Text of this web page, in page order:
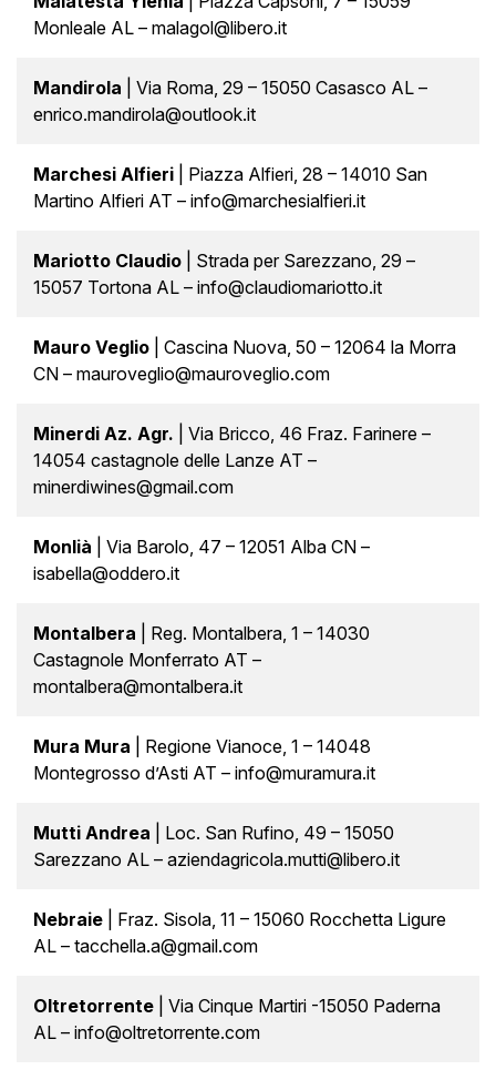
Monleale AL – malagol@libero.it
Mandirola | Via Roma, 29 – 15050 Casasco AL –
enrico.mandirola@outlook.it
Marchesi Alfieri | Piazza Alfieri, 28 – 14010 San
Martino Alfieri AT – info@marchesialfieri.it
Mariotto Claudio | Strada per Sarezzano, 29 –
15057 Tortona AL – info@claudiomariotto.it
Mauro Veglio | Cascina Nuova, 50 – 12064 la Morra
CN – mauroveglio@mauroveglio.com
Minerdi Az. Agr. | Via Bricco, 46 Fraz. Farinere –
14054 castagnole delle Lanze AT –
minerdiwines@gmail.com
Monlià | Via Barolo, 47 – 12051 Alba CN –
isabella@oddero.it
Montalbera | Reg. Montalbera, 1 – 14030
Castagnole Monferrato AT –
montalbera@montalbera.it
Mura Mura | Regione Vianoce, 1 – 14048
Montegrosso d’Asti AT – info@muramura.it
Mutti Andrea | Loc. San Rufino, 49 – 15050
Sarezzano AL – aziendagricola.mutti@libero.it
Nebraie | Fraz. Sisola, 11 – 15060 Rocchetta Ligure
AL – tacchella.a@gmail.com
Oltretorrente | Via Cinque Martiri -15050 Paderna
AL – info@oltretorrente.com